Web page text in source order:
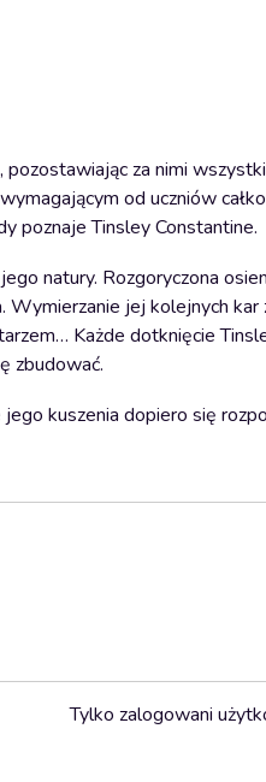
za nimi
od uczniów
poznaje Tinsley Constantine.
natury. Rozgoryczona
jej kolejnych kar
Każde dotknięcie
zbudować.
kuszenia dopiero się
Tylko zalogowani